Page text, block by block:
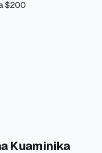
$200
Kuaminika